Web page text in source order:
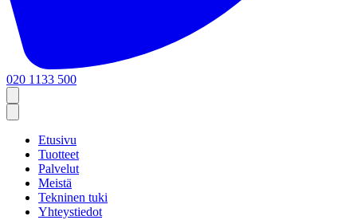
020 1133 500
Etusivu
Tuotteet
Palvelut
Meistä
Tekninen tuki
Yhteystiedot